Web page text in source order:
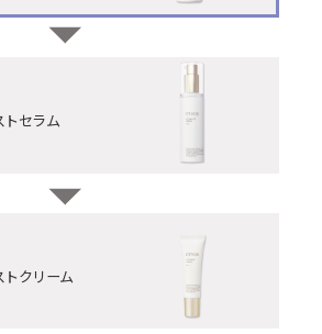
トセラム
トクリーム